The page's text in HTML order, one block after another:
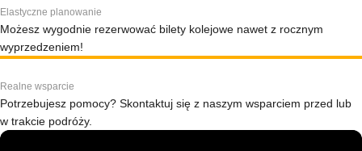
Elastyczne planowanie
Możesz wygodnie rezerwować bilety kolejowe nawet z rocznym
wyprzedzeniem!
Realne wsparcie
Potrzebujesz pomocy? Skontaktuj się z naszym wsparciem przed lub
w trakcie podróży.